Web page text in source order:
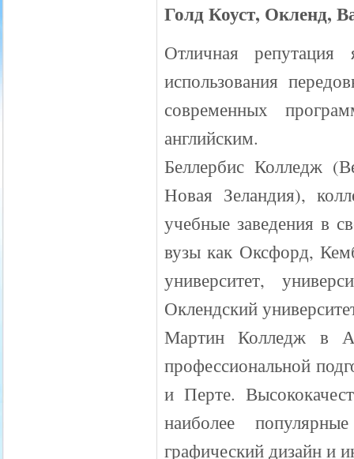
Голд Коуст, Окленд,
Отличная
использования
современных
английским.
Беллербис Колледж
Новая Зеландия),
учебные заведения в
вузы как Оксфорд,
университет,
Оклендский
Мартин Колледж в
профессиональной
и Перте.
наиболее
графический дизайн и